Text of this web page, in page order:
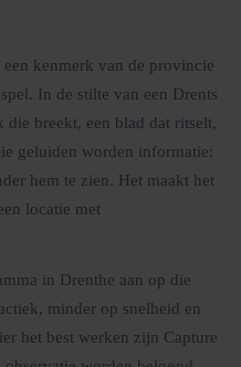
kenmerk van de provincie
In de stilte van een Drents
breekt, een blad dat ritselt,
geluiden worden informatie:
hem te zien. Het maakt het
locatie met
in Drenthe aan op die
minder op snelheid en
het best werken zijn Capture